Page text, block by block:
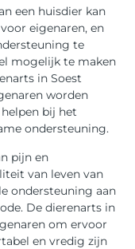
een huisdier kan
eigenaren, en
te
mogelijk te maken
in Soest
worden
bij het
ondersteuning.
pijn en
van leven van
ondersteuning aan
De dierenarts in
om ervoor
en vredig zijn